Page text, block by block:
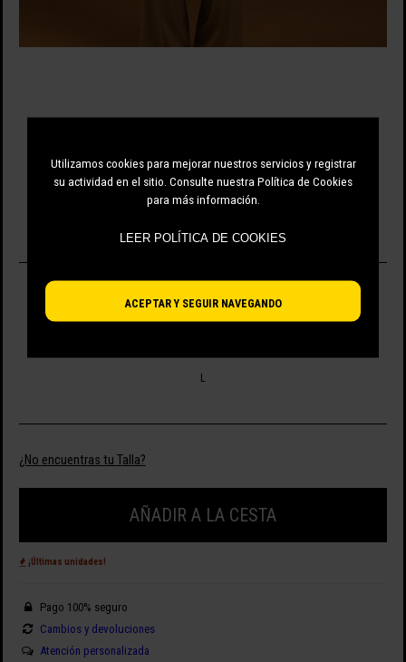
Utilizamos cookies para mejorar nuestros servicios y registrar
su actividad en el sitio. Consulte nuestra Política de Cookies
para más información.
ACEPTAR Y SEGUIR NAVEGANDO
L
¿No encuentras tu Talla?
AÑADIR A LA CESTA
¡Últimas unidades!
Pago 100% seguro
Cambios y devoluciones
Atención personalizada
LEER POLÍTICA DE COOKIES